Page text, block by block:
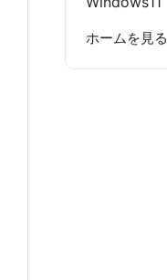
ホームを見る